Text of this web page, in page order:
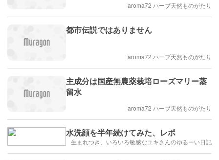
aroma72 ハーブ天然ものがたり
都市伝説ではありません
aroma72 ハーブ天然ものがたり
主成分は国産無農薬栽培ローズマリー蒸
留水
aroma72 ハーブ天然ものがたり
水洗顔を半年続けてみた、レポ
生まれつき、いろいろ敏感なユキさんのゆるーい日記